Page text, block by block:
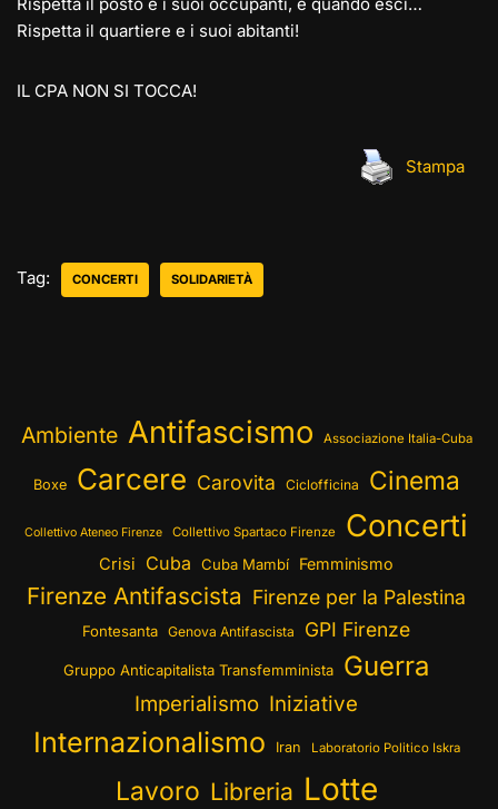
Rispetta il quartiere e i suoi abitanti!
IL CPA NON SI TOCCA!
Stampa
Tag: CONCERTI SOLIDARIETÀ
Ambiente Antifascismo Associazione Italia-Cuba
Boxe Carcere Carovita Ciclofficina Cinema
Collettivo Ateneo Firenze Collettivo Spartaco Firenze Concerti
Crisi Cuba Cuba Mambí Femminismo
Firenze Antifascista Firenze per la Palestina
Fontesanta Genova Antifascista GPI Firenze
Gruppo Anticapitalista Transfemminista Guerra
Imperialismo Iniziative
Internazionalismo Iran Laboratorio Politico Iskra
Lavoro Libreria Lotte